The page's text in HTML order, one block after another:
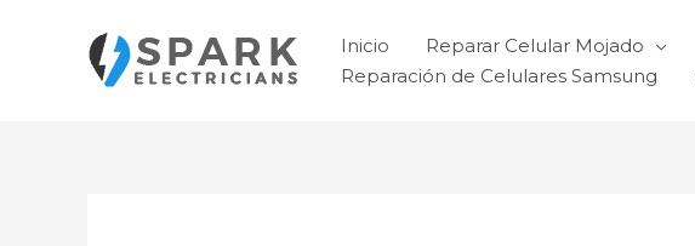
contenido
Inicio Reparar Celular Mojado
Reparación de Celulares Samsung